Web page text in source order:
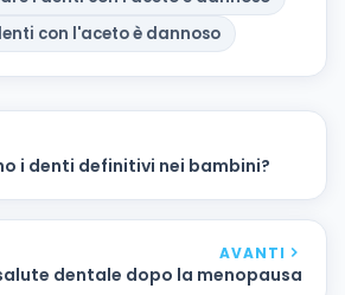
con l'aceto è dannoso
i denti definitivi nei bambini?
AVANTI
dentale dopo la menopausa